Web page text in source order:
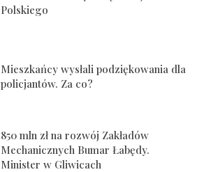
Polskiego
Mieszkańcy wysłali podziękowania dla
policjantów. Za co?
850 mln zł na rozwój Zakładów
Mechanicznych Bumar Łabędy.
Minister w Gliwicach